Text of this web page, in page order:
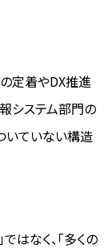
定着やDX推進
システム部門の
いていない構造
はなく、「多くの